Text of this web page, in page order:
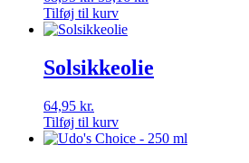
Tilføj til kurv
Solsikkeolie
64,95 kr.
Tilføj til kurv